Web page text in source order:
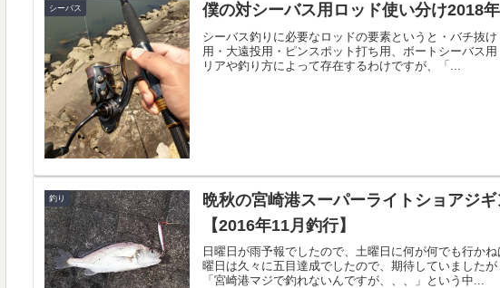
シーバス 僕の対シーバス用ロッド使い分け2018
シーバス釣りに必要なロッドの要素というと・バチ抜
用・大遠投用・ピンスポット打ち用、ボートシーバス
リアや釣り方によって存在するわけですが、「...
釣り
晩秋の宮崎港スーパーライトショアジ
【2016年11月釣行】
日曜日が雨予報でしたので、土曜日に何が何でも行か
曜日は久々に五目達成でしたので、期待していました
「宮崎港マジで釣れないんですが、、、」という中...